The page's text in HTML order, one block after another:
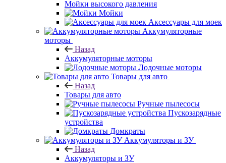
Мойки высокого давления
Мойки
Аксессуары для моек
Аккумуляторные
моторы
Назад
Аккумуляторные моторы
Лодочные моторы
Товары для авто
Назад
Товары для авто
Ручные пылесосы
Пускозарядные
устройства
Домкраты
Аккумуляторы и ЗУ
Назад
Аккумуляторы и ЗУ